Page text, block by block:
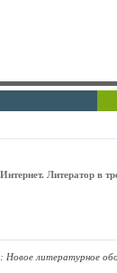
Литератор в
Новое литературное